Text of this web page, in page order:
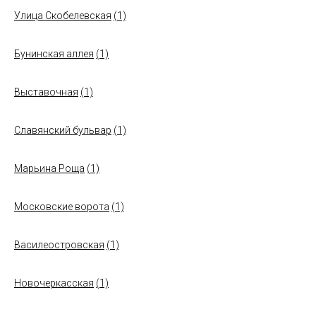
Улица Скобелевская (1)
Бунинская аллея (1)
Выставочная (1)
Славянский бульвар (1)
Марьина Роща (1)
Московские ворота (1)
Василеостровская (1)
Новочеркасская (1)